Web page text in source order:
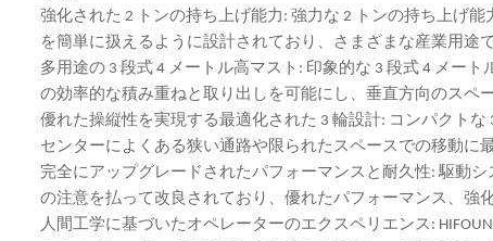
強化された 2 トンの持ち上げ能力: 強力な 2 トンの持ち上げ
を簡単に扱えるように設計されており、さまざまな産業用途
多用途の 3 段式 4 メートル高マスト: 印象的な 3 段式 4 メー
の効率的な積み重ねと取り出しを可能にし、垂直方向のスペ
優れた操縦性を実現する最適化された 3 輪設計: コンパクト
センターによくある狭い通路や限られたスペースでの移動に
完全にアップグレードされたパフォーマンスと耐久性: 駆動
の注意を払って改良されており、優れたパフォーマンス、強
人間工学に基づいたオペレーターのエクスペリエンス: